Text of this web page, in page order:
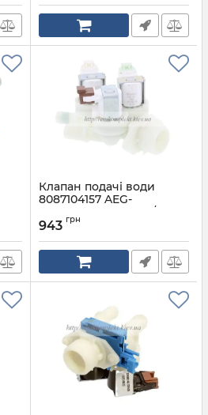
Клапан подачі води
8087104157 AEG-
Electrolux-Zanussi 3/180
Артикул:
943 грн